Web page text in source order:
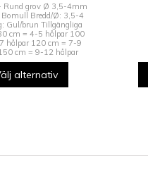
Rund grov Ø 3,5-4mm
Bomull Bredd/Ø: 3,5-4
Gul/brun Tillgängliga
cm = 4-5 hålpar 100
hålpar 120 cm = 7-9
cm = 9-12 hålpar
alternativ